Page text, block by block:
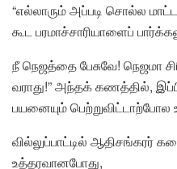
“எல்லாரும் அப்படி சொல்ல
கூட பரமாச்சாரியாளைப்
நீ நெஜத்தை பேசுவே! நெஜமா
வராது!” அந்தக் கணத்தில்,
பயனையும்
வில்லுப்பாட்டில் ஆதிசங்கரர்
உத்தரவானபோது,